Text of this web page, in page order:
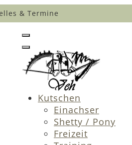
& Termine
Kutschen
Einachser
Shetty / Pony
Freizeit